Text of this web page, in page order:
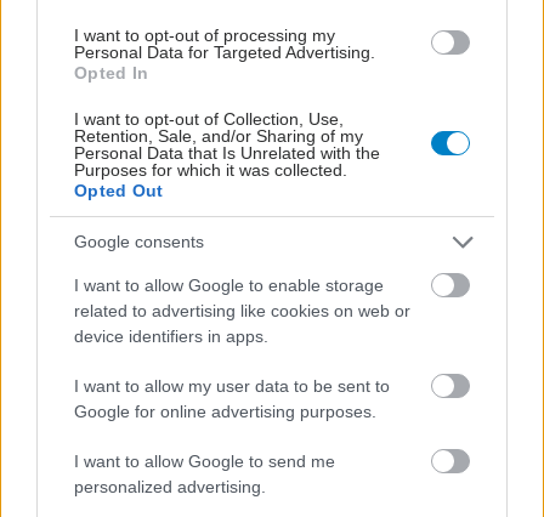
I want to opt-out of processing my
Personal Data for Targeted Advertising.
Opted In
I want to opt-out of Collection, Use,
Retention, Sale, and/or Sharing of my
Personal Data that Is Unrelated with the
Purposes for which it was collected.
Opted Out
Google consents
I want to allow Google to enable storage
related to advertising like cookies on web or
device identifiers in apps.
I want to allow my user data to be sent to
Google for online advertising purposes.
I want to allow Google to send me
personalized advertising.
ΣΗΜΕΡΑ ΣΤΟ IATRONET.GR